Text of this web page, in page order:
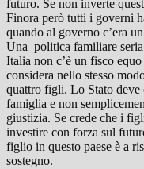
futuro. Se non inverte
Finora però tutti i governi
quando al governo c’era
Una politica familiare
Italia non c’è un fisco
considera nello stesso
quattro figli. Lo Stato deve
famiglia e non
giustizia. Se crede che i
investire con forza sul
figlio in questo paese è a
sostegno.